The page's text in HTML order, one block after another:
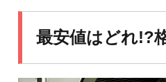
最安値はどれ!?